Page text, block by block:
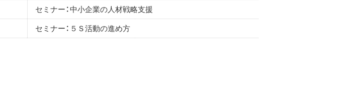
セミナー：中小企業の人材戦略支援
セミナー：５Ｓ活動の進め方